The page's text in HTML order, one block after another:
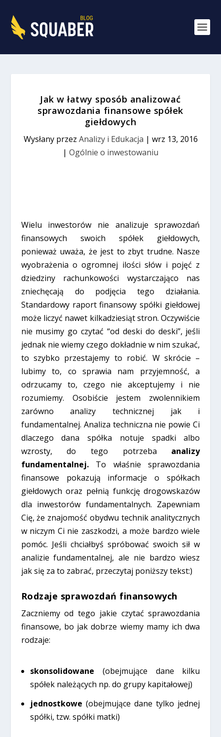
Jak w łatwy sposób analizować
sprawozdania finansowe spółek
giełdowych
Wysłany przez Analizy i Edukacja | wrz 13, 2016
| Ogólnie o inwestowaniu
Wielu inwestorów nie analizuje sprawozdań
finansowych swoich spółek giełdowych,
ponieważ uważa, że jest to zbyt trudne. Nasze
wyobrażenia o ogromnej ilości słów i pojęć z
dziedziny rachunkowości wystarczająco nas
zniechęcają do podjęcia tego działania.
Standardowy raport finansowy spółki giełdowej
może liczyć nawet kilkadziesiąt stron. Oczywiście
nie musimy go czytać “od deski do deski”, jeśli
jednak nie wiemy czego dokładnie w nim szukać,
to szybko przestajemy to robić. W skrócie –
lubimy to, co sprawia nam przyjemność, a
odrzucamy to, czego nie akceptujemy i nie
rozumiemy. Osobiście jestem zwolennikiem
zarówno analizy technicznej jak i
fundamentalnej. Analiza techniczna nie powie Ci
dlaczego dana spółka notuje spadki albo
wzrosty, do tego potrzeba analizy
fundamentalnej.To właśnie sprawozdania
finansowe pokazują informacje o spółkach
giełdowych oraz pełnią funkcję drogowskazów
dla inwestorów fundamentalnych. Zapewniam
Cię, że znajomość obydwu technik analitycznych
w niczym Ci nie zaszkodzi, a może bardzo wiele
pomóc. Jeśli chciałbyś spróbować swoich sił w
analizie fundamentalnej, ale nie bardzo wiesz
jak się za to zabrać, przeczytaj poniższy tekst:)
Rodzaje sprawozdań finansowych
Zaczniemy od tego jakie czytać sprawozdania
finansowe, bo jak dobrze wiemy mamy ich dwa
rodzaje:
skonsolidowane (obejmujące dane kilku
spółek należących np. do grupy kapitałowej)
jednostkowe (obejmujące dane tylko jednej
spółki, tzw. spółki matki)